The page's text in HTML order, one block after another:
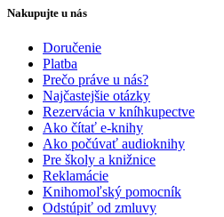
Nakupujte u nás
Doručenie
Platba
Prečo práve u nás?
Najčastejšie otázky
Rezervácia v kníhkupectve
Ako čítať e-knihy
Ako počúvať audioknihy
Pre školy a knižnice
Reklamácie
Knihomoľský pomocník
Odstúpiť od zmluvy